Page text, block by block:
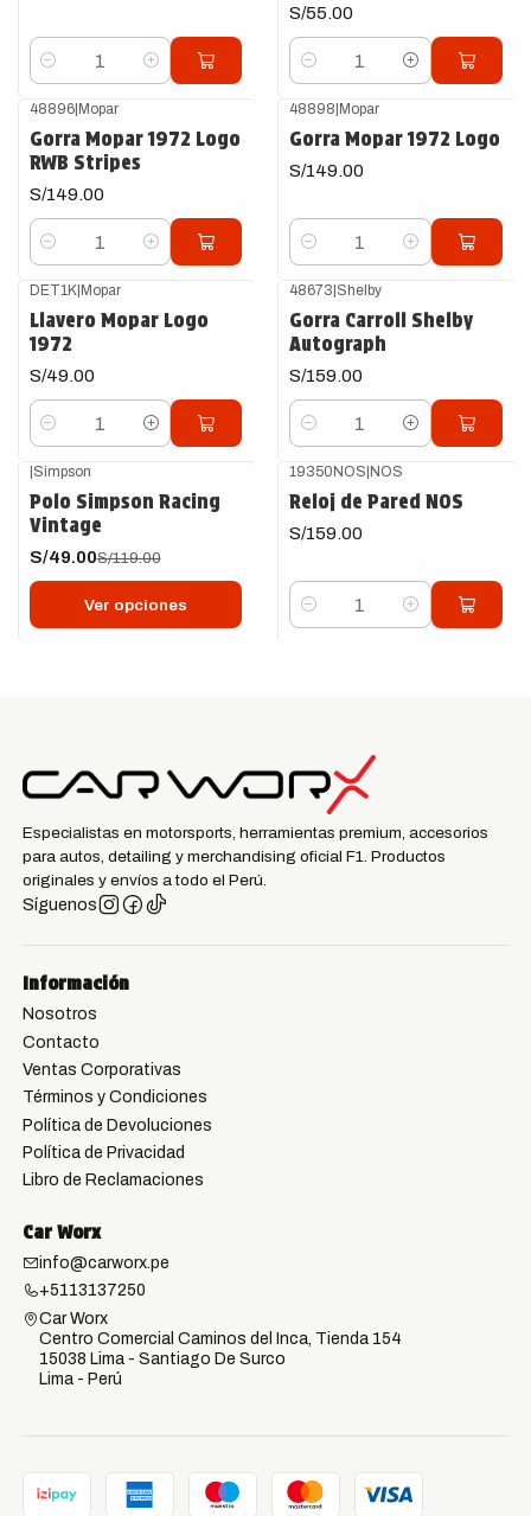
Cantidad
S/55.00
Cantidad
48896|Mopar
Gorra Mopar 1972 Logo
RWB Stripes
S/149.00
Cantidad
48898|Mopar
Gorra Mopar 1972 Logo
S/149.00
Cantidad
DET1K|Mopar
Llavero Mopar Logo
1972
S/49.00
Cantidad
48673|Shelby
Gorra Carroll Shelby
Autograph
S/159.00
Cantidad
|Simpson
Polo Simpson Racing
Vintage
S/49.00S/119.00
Ver opciones
19350NOS|NOS
Reloj de Pared NOS
S/159.00
Cantidad
Especialistas en motorsports, herramientas premium, accesorios
para autos, detailing y merchandising oficial F1. Productos
originales y envíos a todo el Perú.
Síguenos
Información
Nosotros
Contacto
Ventas Corporativas
Términos y Condiciones
Política de Devoluciones
Política de Privacidad
Libro de Reclamaciones
Car Worx
info@carworx.pe
+5113137250
Car Worx
Centro Comercial Caminos del Inca, Tienda 154
15038 Lima - Santiago De Surco
Lima - Perú